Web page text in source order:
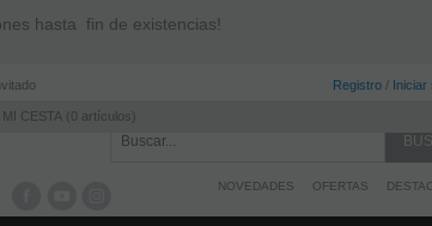
a partir de 150€ (Excepto Wargames)
Registro / Iniciar
MI CESTA 0 artículos
NOVEDADES OFERTAS